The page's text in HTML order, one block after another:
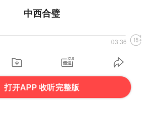
中西合璧
03:36
打开APP 收听完整版